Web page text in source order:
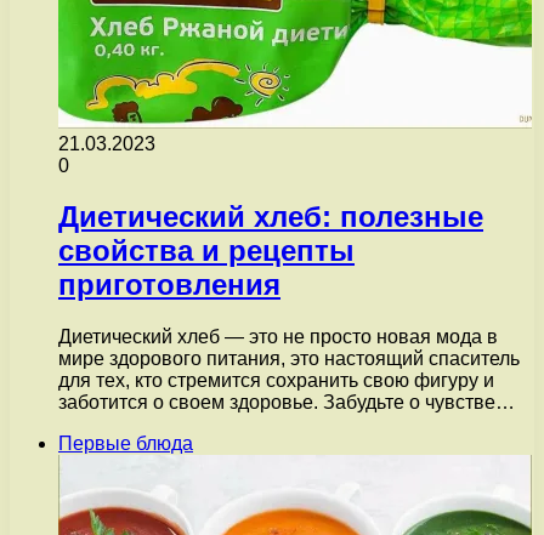
21.03.2023
0
Диетический хлеб: полезные
свойства и рецепты
приготовления
Диетический хлеб — это не просто новая мода в
мире здорового питания, это настоящий спаситель
для тех, кто стремится сохранить свою фигуру и
заботится о своем здоровье. Забудьте о чувстве…
Первые блюда